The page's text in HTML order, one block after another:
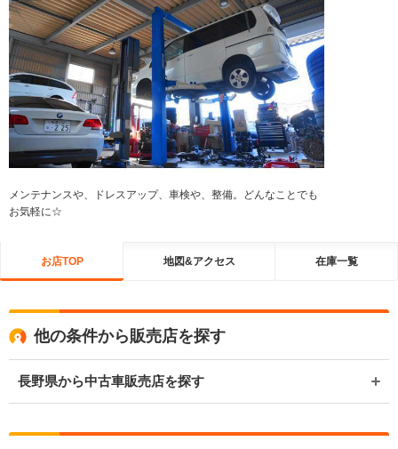
メンテナンスや、ドレスアップ、車検や、整備。どんなことでも
お気軽に☆
お店TOP 地図&アクセス 在庫一覧
他の条件から販売店を探す
長野県から中古車販売店を探す